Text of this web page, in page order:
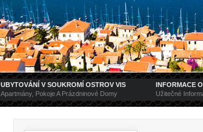
UBYTOVÁNÍ V SOUKROMÍ OSTROV VIS
Apartmány, Pokoje A Prázdninové Domy
INFORMACE
Užitečné